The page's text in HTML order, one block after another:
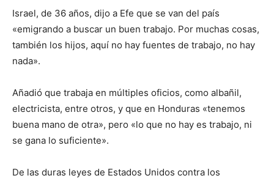
Israel, de 36 años, dijo a Efe que se van del país
«emigrando a buscar un buen trabajo. Por muchas cosas,
también los hijos, aquí no hay fuentes de trabajo, no hay
nada».
Añadió que trabaja en múltiples oficios, como albañil,
electricista, entre otros, y que en Honduras «tenemos
buena mano de otra», pero «lo que no hay es trabajo, ni
se gana lo suficiente».
De las duras leyes de Estados Unidos contra los